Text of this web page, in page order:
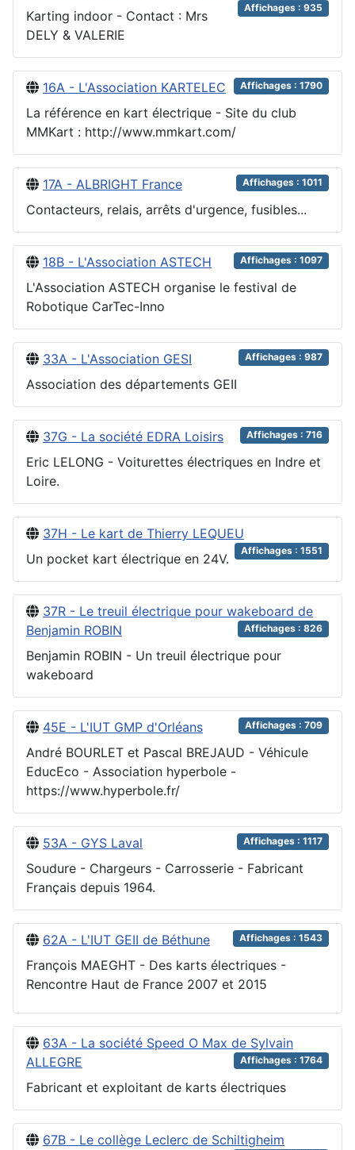
Affichages : 935
Karting indoor - Contact : Mrs
DELY & VALERIE
16A - L'Association KARTELEC Affichages : 1790
La référence en kart électrique - Site du club
MMKart : http://www.mmkart.com/
17A - ALBRIGHT France Affichages : 1011
Contacteurs, relais, arrêts d'urgence, fusibles...
18B - L'Association ASTECH Affichages : 1097
L'Association ASTECH organise le festival de
Robotique CarTec-Inno
33A - L'Association GESI Affichages : 987
Association des départements GEII
37G - La société EDRA Loisirs Affichages : 716
Eric LELONG - Voiturettes électriques en Indre et
Loire.
37H - Le kart de Thierry LEQUEU
Affichages : 1551
Un pocket kart électrique en 24V.
37R - Le treuil électrique pour wakeboard de
Benjamin ROBIN
Affichages : 826
Benjamin ROBIN - Un treuil électrique pour
wakeboard
45E - L'IUT GMP d'Orléans Affichages : 709
André BOURLET et Pascal BREJAUD - Véhicule
EducEco - Association hyperbole -
https://www.hyperbole.fr/
53A - GYS Laval Affichages : 1117
Soudure - Chargeurs - Carrosserie - Fabricant
Français depuis 1964.
62A - L'IUT GEII de Béthune Affichages : 1543
François MAEGHT - Des karts électriques -
Rencontre Haut de France 2007 et 2015
63A - La société Speed O Max de Sylvain
ALLEGRE
Affichages : 1764
Fabricant et exploitant de karts électriques
67B - Le collège Leclerc de Schiltigheim